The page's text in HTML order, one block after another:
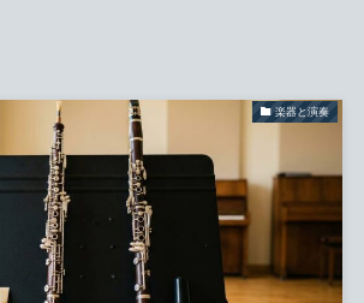
楽器と演奏